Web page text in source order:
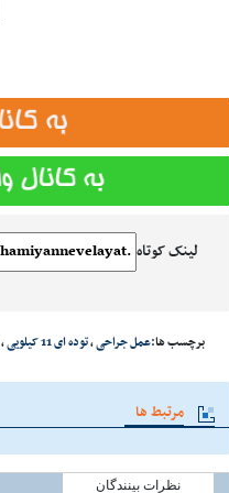
لینک کوتاه
برچسب ها:عمل جراحی،توده ای 11 کیلویی ،
مرتبط ها
نظرات بینندگان